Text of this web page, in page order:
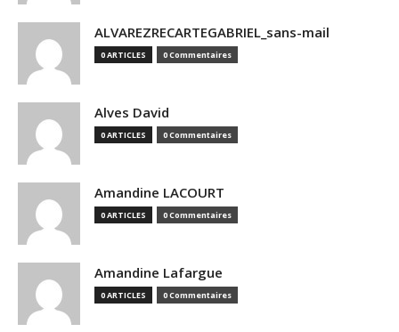
ALVAREZRECARTEGABRIEL_sans-mail
0 ARTICLES 0 Commentaires
Alves David
0 ARTICLES 0 Commentaires
Amandine LACOURT
0 ARTICLES 0 Commentaires
Amandine Lafargue
0 ARTICLES 0 Commentaires